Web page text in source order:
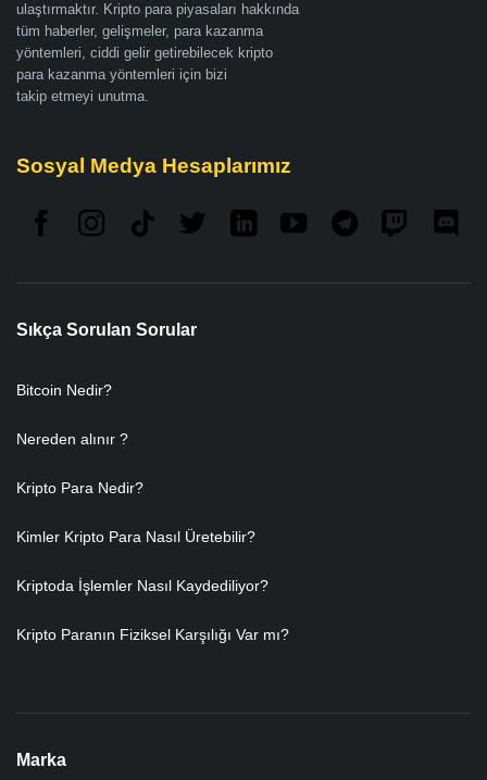
ulaştırmaktır. Kripto para piyasaları hakkında
tüm haberler, gelişmeler, para kazanma
yöntemleri, ciddi gelir getirebilecek kripto
para kazanma yöntemleri için bizi
takip etmeyi unutma.
Sosyal Medya Hesaplarımız
Sıkça Sorulan Sorular
Bitcoin Nedir?
Nereden alınır ?
Kripto Para Nedir?
Kimler Kripto Para Nasıl Üretebilir?
Kriptoda İşlemler Nasıl Kaydediliyor?
Kripto Paranın Fiziksel Karşılığı Var mı?
Marka